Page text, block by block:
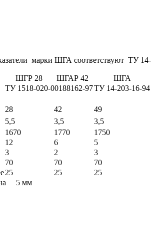
марки ШГА соответствуют ТУ
ШГР 28 ШГАР 42
ШГА
ТУ 1518-020-00188162-97ТУ 14-203-16-94
28 42
49
5,5 3,5
3,5
1670 1770
1750
12 6
5
3 2
3
70 70
70
25 25
25
на 5 мм